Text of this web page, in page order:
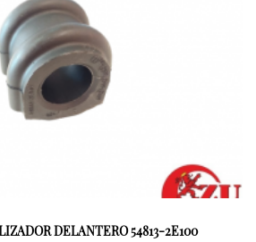
DELANTERO 54813-2E100